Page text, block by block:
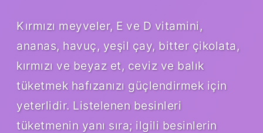
Kırmızı meyveler, E ve D vitamini,
ananas, havuç, yeşil çay, bitter çikolata,
kırmızı ve beyaz et, ceviz ve balık
tüketmek hafızanızı güçlendirmek için
yeterlidir. Listelenen besinleri
tüketmenin yanı sıra; ilgili besinlerin